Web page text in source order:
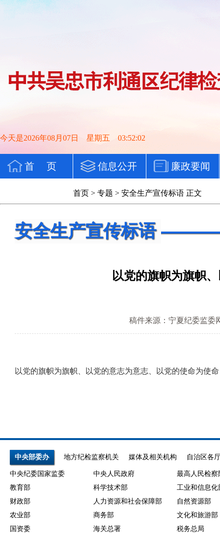
今天是2026年08月07日 星期五 03:52:03
首 页 信息公开 廉政要闻
首页 > 专题 > 安全生产宣传标语 正文
安全生产宣传标语
以党的旗帜为旗帜
稿件来源：宁夏纪委监委
以党的旗帜为旗帜、以党的意志为意志、以党的使命为使命
中央部委办 地方纪检监察机关 媒体及相关机构 自治区各
中央纪委国家监委 中央人民政府
最高人民检察
教育部
科学技术部
工业和信息化
财政部
人力资源和社会保障部
自然资源部
农业部
商务部
文化和旅游部
国资委
海关总署 税务总局